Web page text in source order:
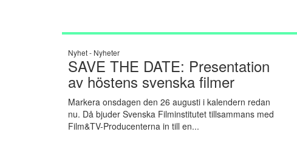
Nyhet - Nyheter
SAVE THE DATE: Presentation
av höstens svenska filmer
Markera onsdagen den 26 augusti i kalendern redan
nu. Då bjuder Svenska Filminstitutet tillsammans med
Film&TV-Producenterna in till en...